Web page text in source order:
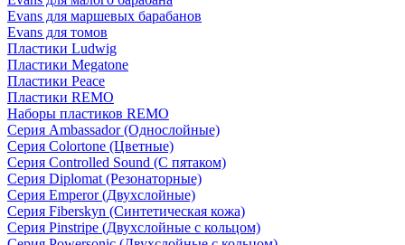
Evans для маршевых барабанов
Evans для томов
Пластики Ludwig
Пластики Megatone
Пластики Peace
Пластики REMO
Наборы пластиков REMO
Серия Ambassador (Однослойные)
Серия Colortone (Цветные)
Серия Controlled Sound (С пятаком)
Серия Diplomat (Резонаторные)
Серия Emperor (Двухслойные)
Серия Fiberskyn (Синтетическая кожа)
Серия Pinstripe (Двухслойные с кольцом)